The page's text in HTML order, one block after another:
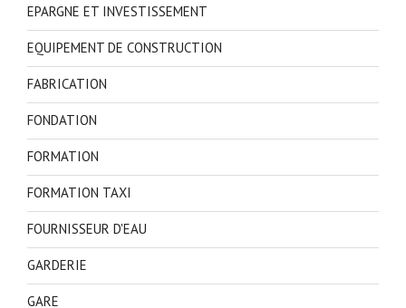
EPARGNE ET INVESTISSEMENT
EQUIPEMENT DE CONSTRUCTION
FABRICATION
FONDATION
FORMATION
FORMATION TAXI
FOURNISSEUR D'EAU
GARDERIE
GARE